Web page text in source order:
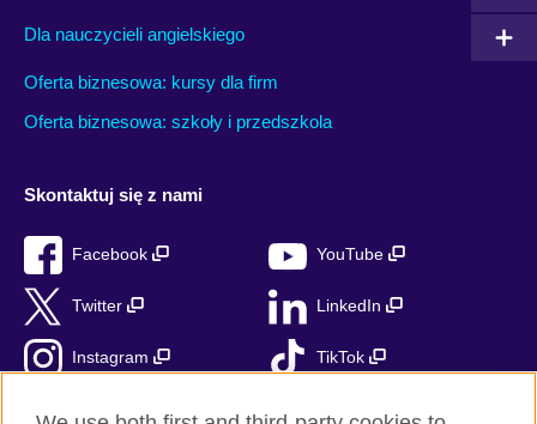
Dla nauczycieli angielskiego
Oferta biznesowa: kursy dla firm
Oferta biznesowa: szkoły i przedszkola
Skontaktuj się z nami
Facebook YouTube
Twitter LinkedIn
Instagram TikTok